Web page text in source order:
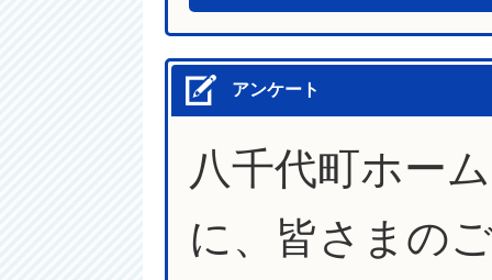
アンケート
八千代町ホー
に、皆さまの